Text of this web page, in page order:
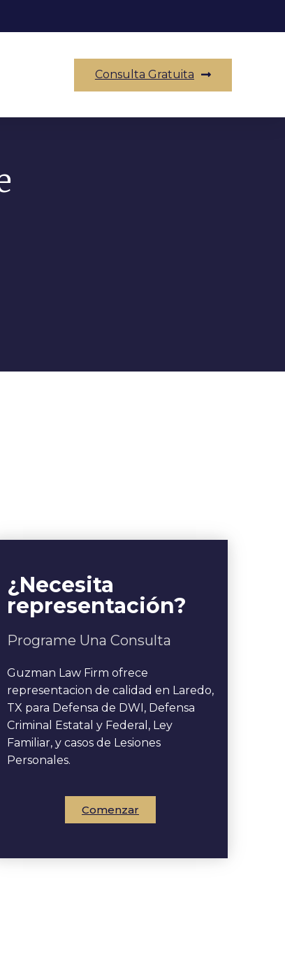
Consulta Gratuita
¿Necesita
representación?
Programe Una Consulta
Guzman Law Firm ofrece
representacion de calidad en Laredo,
TX para Defensa de DWI, Defensa
Criminal Estatal y Federal, Ley
Familiar, y casos de Lesiones
Personales.
Comenzar